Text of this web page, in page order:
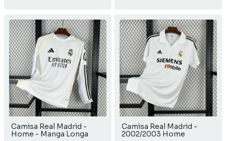
Camisa Real Madrid -
Home - Manga Longa
Camisa Real Madrid -
2002/2003 Home